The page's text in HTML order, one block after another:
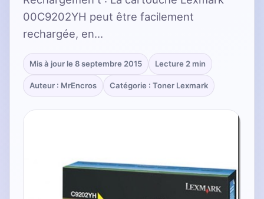
00C9202YH peut être facilement
rechargée, en…
Mis à jour le 8 septembre 2015 Lecture 2 min
Auteur : MrEncros Catégorie : Toner Lexmark